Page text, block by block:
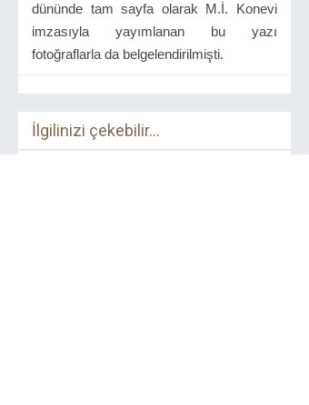
dününde tam sayfa olarak M.İ. Konevi
imzasıyla yayımlanan bu yazı
fotoğraflarla da belgelendirilmişti.
İlgilinizi çekebilir...